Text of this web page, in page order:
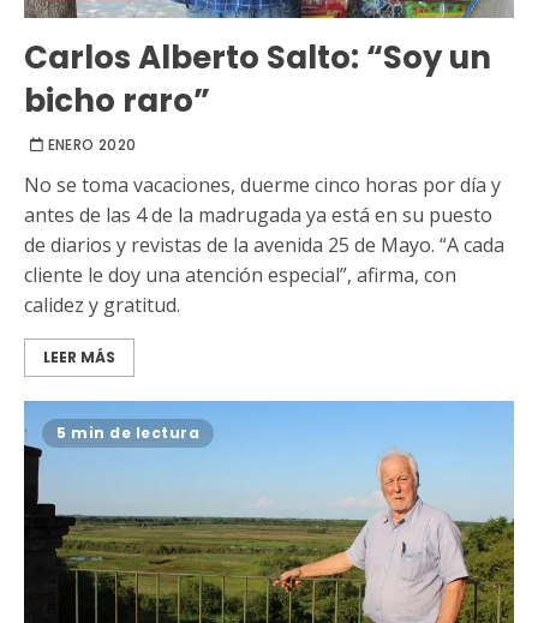
Carlos Alberto Salto: “Soy un
bicho raro”
ENERO 2020
No se toma vacaciones, duerme cinco horas por día y
antes de las 4 de la madrugada ya está en su puesto
de diarios y revistas de la avenida 25 de Mayo. “A cada
cliente le doy una atención especial”, afirma, con
calidez y gratitud.
LEER MÁS
5 min de lectura